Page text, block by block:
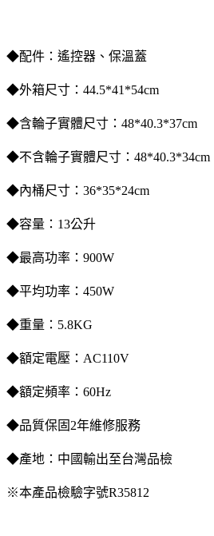
◆配件：遙控器、保溫蓋
◆外箱尺寸：44.5*41*54cm
◆含輪子實體尺寸：48*40.3*37cm
◆不含輪子實體尺寸：48*40.3*34cm
◆內桶尺寸：36*35*24cm
◆容量：13公升
◆最高功率：900W
◆平均功率：450W
◆重量：5.8KG
◆額定電壓：AC110V
◆額定頻率：60Hz
◆品質保固2年維修服務
◆產地：中國輸出至台灣品檢
※本產品檢驗字號R35812